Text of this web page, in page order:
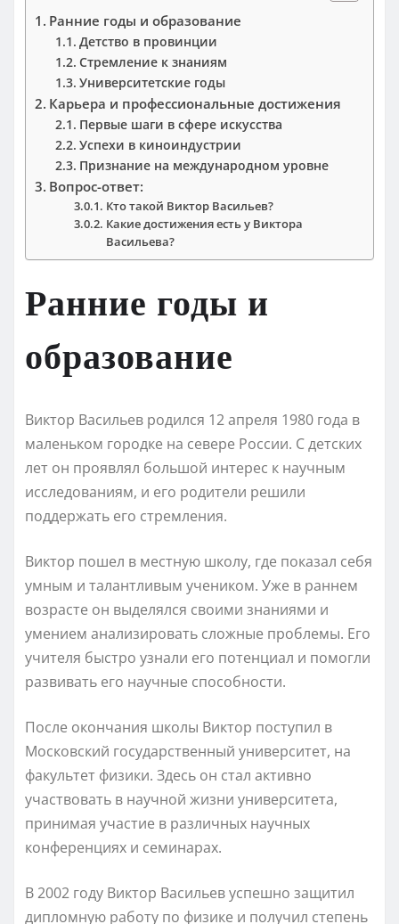
Ранние годы и образование
Детство в провинции
Стремление к знаниям
Университетские годы
Карьера и профессиональные достижения
Первые шаги в сфере искусства
Успехи в киноиндустрии
Признание на международном уровне
Вопрос-ответ:
Кто такой Виктор Васильев?
Какие достижения есть у Виктора
Васильева?
Ранние годы и
образование
Виктор Васильев родился 12 апреля 1980 года в
маленьком городке на севере России. С детских
лет он проявлял большой интерес к научным
исследованиям, и его родители решили
поддержать его стремления.
Виктор пошел в местную школу, где показал себя
умным и талантливым учеником. Уже в раннем
возрасте он выделялся своими знаниями и
умением анализировать сложные проблемы. Его
учителя быстро узнали его потенциал и помогли
развивать его научные способности.
После окончания школы Виктор поступил в
Московский государственный университет, на
факультет физики. Здесь он стал активно
участвовать в научной жизни университета,
принимая участие в различных научных
конференциях и семинарах.
В 2002 году Виктор Васильев успешно защитил
дипломную работу по физике и получил степень